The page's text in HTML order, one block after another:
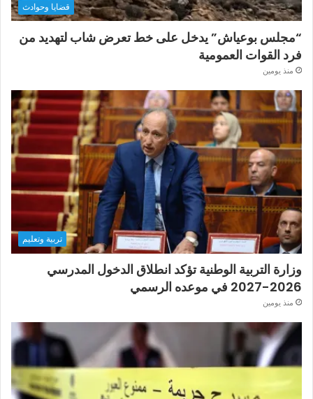
قضايا وحوادث
“مجلس بوعياش” يدخل على خط تعرض شاب لتهديد من
فرد القوات العمومية
منذ يومين
تربية وتعليم
وزارة التربية الوطنية تؤكد انطلاق الدخول المدرسي
2026-2027 في موعده الرسمي
منذ يومين